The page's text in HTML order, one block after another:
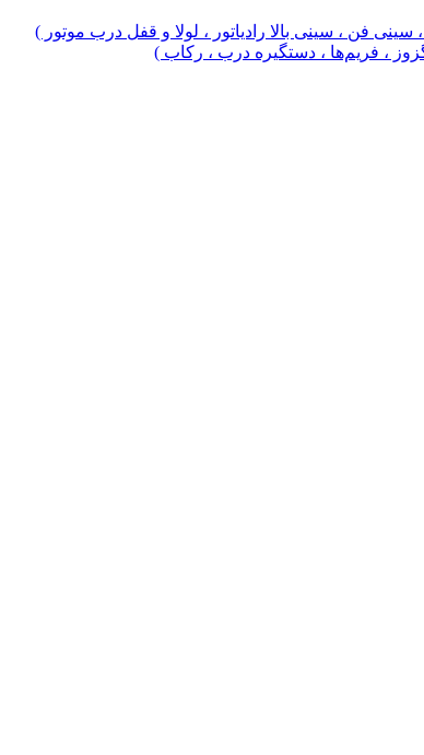
فن ، سینی بالا رادیاتور ، لولا و قفل درب موتور )
، فریم‌ها ، دستگیره درب ، رکاب )